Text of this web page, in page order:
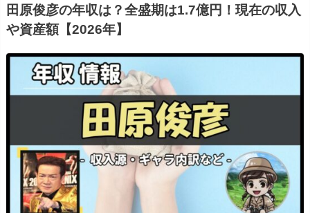
田原俊彦の年収は？全盛期は1.7億円！現在の収入
や資産額【2026年】